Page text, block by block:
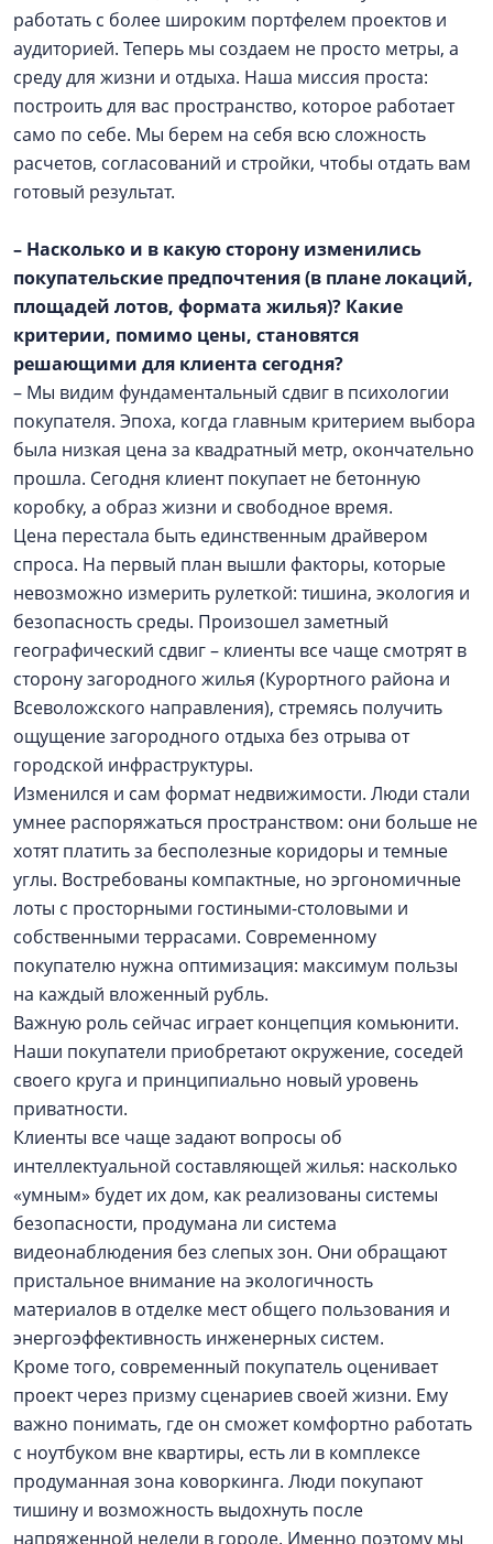
работать с более широким портфелем проектов и
аудиторией. Теперь мы создаем не просто метры, а
среду для жизни и отдыха. Наша миссия проста:
построить для вас пространство, которое работает
само по себе. Мы берем на себя всю сложность
расчетов, согласований и стройки, чтобы отдать вам
готовый результат.
– Насколько и в какую сторону изменились
покупательские предпочтения (в плане локаций,
площадей лотов, формата жилья)? Какие
критерии, помимо цены, становятся
решающими для клиента сегодня?
– Мы видим фундаментальный сдвиг в психологии
покупателя. Эпоха, когда главным критерием выбора
была низкая цена за квадратный метр, окончательно
прошла. Сегодня клиент покупает не бетонную
коробку, а образ жизни и свободное время.
Цена перестала быть единственным драйвером
спроса. На первый план вышли факторы, которые
невозможно измерить рулеткой: тишина, экология и
безопасность среды. Произошел заметный
географический сдвиг – клиенты все чаще смотрят в
сторону загородного жилья (Курортного района и
Всеволожского направления), стремясь получить
ощущение загородного отдыха без отрыва от
городской инфраструктуры.
Изменился и сам формат недвижимости. Люди стали
умнее распоряжаться пространством: они больше не
хотят платить за бесполезные коридоры и темные
углы. Востребованы компактные, но эргономичные
лоты с просторными гостиными-столовыми и
собственными террасами. Современному
покупателю нужна оптимизация: максимум пользы
на каждый вложенный рубль.
Важную роль сейчас играет концепция комьюнити.
Наши покупатели приобретают окружение, соседей
своего круга и принципиально новый уровень
приватности.
Клиенты все чаще задают вопросы об
интеллектуальной составляющей жилья: насколько
«умным» будет их дом, как реализованы системы
безопасности, продумана ли система
видеонаблюдения без слепых зон. Они обращают
пристальное внимание на экологичность
материалов в отделке мест общего пользования и
энергоэффективность инженерных систем.
Кроме того, современный покупатель оценивает
проект через призму сценариев своей жизни. Ему
важно понимать, где он сможет комфортно работать
с ноутбуком вне квартиры, есть ли в комплексе
продуманная зона коворкинга. Люди покупают
тишину и возможность выдохнуть после
напряженной недели в городе. Именно поэтому мы